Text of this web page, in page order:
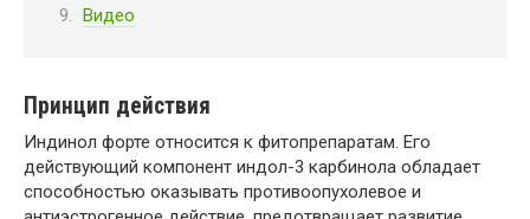
Видео
Принцип действия
Индинол форте относится к фитопрепаратам. Его
действующий компонент индол-3 карбинола обладает
способностью оказывать противоопухолевое и